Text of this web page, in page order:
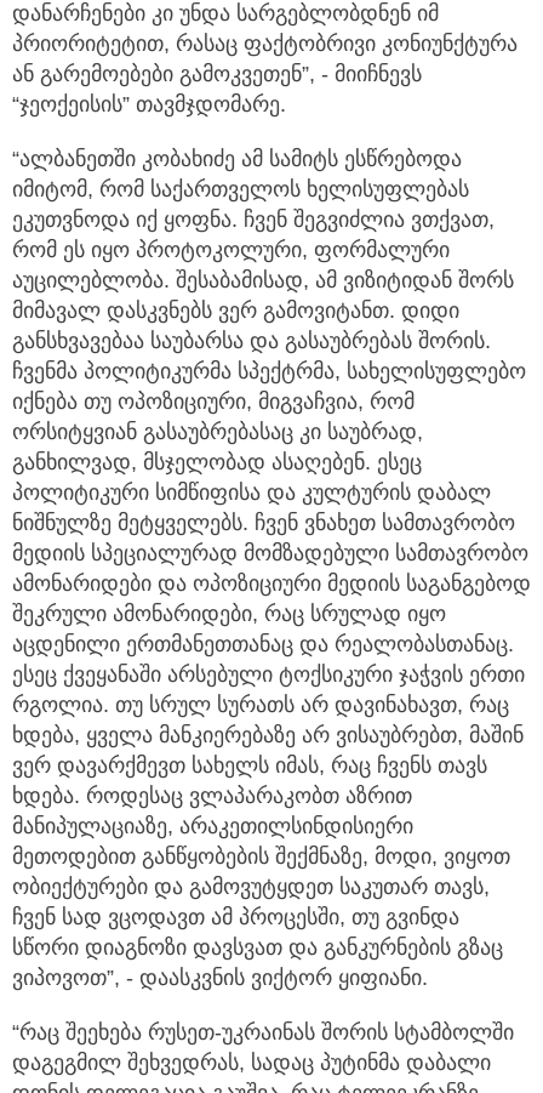
დანარჩენები კი უნდა სარგებლობდნენ იმ
პრიორიტეტით, რასაც ფაქტობრივი კონიუნქტურა
ან გარემოებები გამოკვეთენ”, - მიიჩნევს
“ჯეოქეისის” თავმჯდომარე.
“ალბანეთში კობახიძე ამ სამიტს ესწრებოდა
იმიტომ, რომ საქართველოს ხელისუფლებას
ეკუთვნოდა იქ ყოფნა. ჩვენ შეგვიძლია ვთქვათ,
რომ ეს იყო პროტოკოლური, ფორმალური
აუცილებლობა. შესაბამისად, ამ ვიზიტიდან შორს
მიმავალ დასკვნებს ვერ გამოვიტანთ. დიდი
განსხვავებაა საუბარსა და გასაუბრებას შორის.
ჩვენმა პოლიტიკურმა სპექტრმა, სახელისუფლებო
იქნება თუ ოპოზიციური, მიგვაჩვია, რომ
ორსიტყვიან გასაუბრებასაც კი საუბრად,
განხილვად, მსჯელობად ასაღებენ. ესეც
პოლიტიკური სიმწიფისა და კულტურის დაბალ
ნიშნულზე მეტყველებს. ჩვენ ვნახეთ სამთავრობო
მედიის სპეციალურად მომზადებული სამთავრობო
ამონარიდები და ოპოზიციური მედიის საგანგებოდ
შეკრული ამონარიდები, რაც სრულად იყო
აცდენილი ერთმანეთთანაც და რეალობასთანაც.
ესეც ქვეყანაში არსებული ტოქსიკური ჯაჭვის ერთი
რგოლია. თუ სრულ სურათს არ დავინახავთ, რაც
ხდება, ყველა მანკიერებაზე არ ვისაუბრებთ, მაშინ
ვერ დავარქმევთ სახელს იმას, რაც ჩვენს თავს
ხდება. როდესაც ვლაპარაკობთ აზრით
მანიპულაციაზე, არაკეთილსინდისიერი
მეთოდებით განწყობების შექმნაზე, მოდი, ვიყოთ
ობიექტურები და გამოვუტყდეთ საკუთარ თავს,
ჩვენ სად ვცოდავთ ამ პროცესში, თუ გვინდა
სწორი დიაგნოზი დავსვათ და განკურნების გზაც
ვიპოვოთ”, - დაასკვნის ვიქტორ ყიფიანი.
“რაც შეეხება რუსეთ-უკრაინას შორის სტამბოლში
დაგეგმილ შეხვედრას, სადაც პუტინმა დაბალი